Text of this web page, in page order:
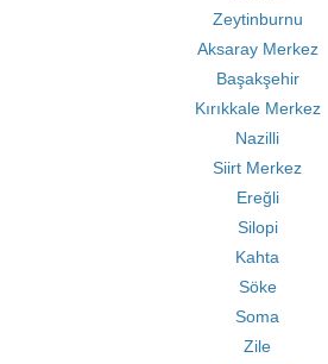
Zeytinburnu
Aksaray Merkez
Başakşehir
Kırıkkale Merkez
Nazilli
Siirt Merkez
Ereğli
Silopi
Kahta
Söke
Soma
Zile